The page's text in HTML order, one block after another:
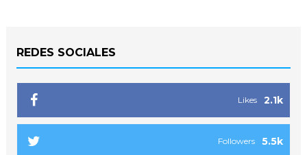
REDES SOCIALES
2.1k
Likes
5.5k
Followers